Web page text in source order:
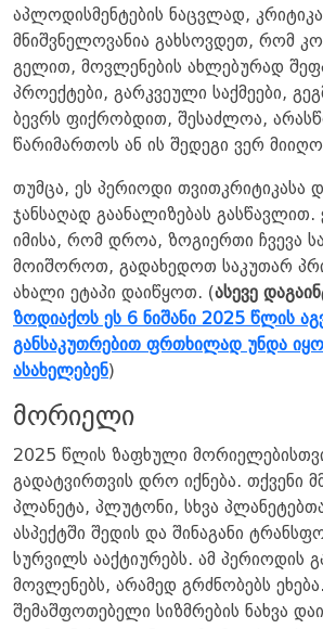
აპლოდისმენტების ნაცვლად,
მნიშვნელოვანია გახსოვდეთ, რომ
გელით, მოვლენების ახლებურად
პროექტები, გარკვეული საქმეები,
ბევრს ფიქრობდით, შესაძლოა,
წარიმართოს ან ის შედეგი ვერ
თუმცა, ეს პერიოდი თვითკრიტიკასა
ჯანსაღად გაანალიზებას გასწავლით.
იმისა, რომ დროა, ზოგიერთი ჩვევა
მოიშოროთ, გადახედოთ საკუთარ
ახალი ეტაპი დაიწყოთ. (ასევე
ზოდიაქოს ეს 6 ნიშანი 2025 წლის
განსაკუთრებით ფრთხილად უნდა
ასახელებენ)
მორიელი
2025 წლის ზაფხული
გადატვირთვის დრო იქნება. თქვენი
პლანეტა, პლუტონი, სხვა
ასპექტში შედის და შინაგანი
სურვილს ააქტიურებს. ამ პერიოდის
მოვლენებს, არამედ გრძნობებს
შემაშფოთებელი სიზმრების ნახვა